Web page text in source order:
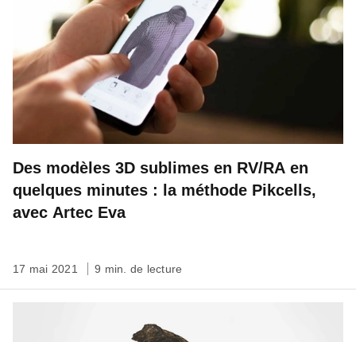
Des modèles 3D sublimes en RV/RA en
quelques minutes : la méthode Pikcells,
avec Artec Eva
17 mai 2021 9 min. de lecture